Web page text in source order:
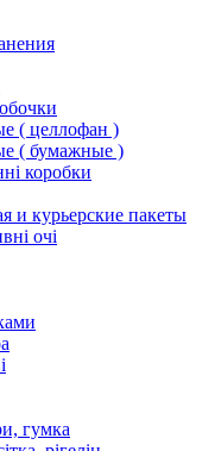
( целлофан )
( бумажные )
коробки
и курьерские пакеты
очі
гумка